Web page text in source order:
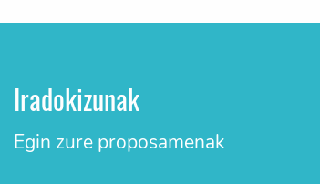
Iradokizunak
Egin zure proposamenak